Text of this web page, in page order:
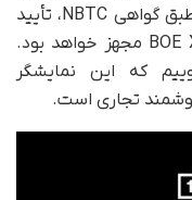
DisplayMate را شکسته است. اکنون طبق گواهی NBTC، تأیید
شده است که OnePlus 12 به پنل BOE X1 مجهز خواهد بود.
که این نمایشگر
تجاری است.